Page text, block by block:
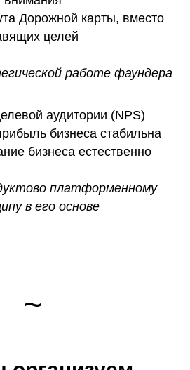
Дорожной карты, вместо
целей
работе фаундера
аудитории (NPS)
бизнеса стабильна
бизнеса естественно
платформенному
в его основе
~